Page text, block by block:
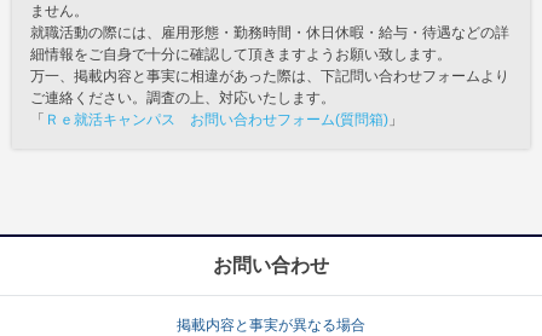
ません。
就職活動の際には、雇用形態・勤務時間・休日休暇・給与・待遇などの詳
細情報をご自身で十分に確認して頂きますようお願い致します。
万一、掲載内容と事実に相違があった際は、下記問い合わせフォームより
ご連絡ください。調査の上、対応いたします。
「 Ｒｅ就活キャンパス お問い合わせフォーム(質問箱) 」
お問い合わせ
掲載内容と事実が異なる場合